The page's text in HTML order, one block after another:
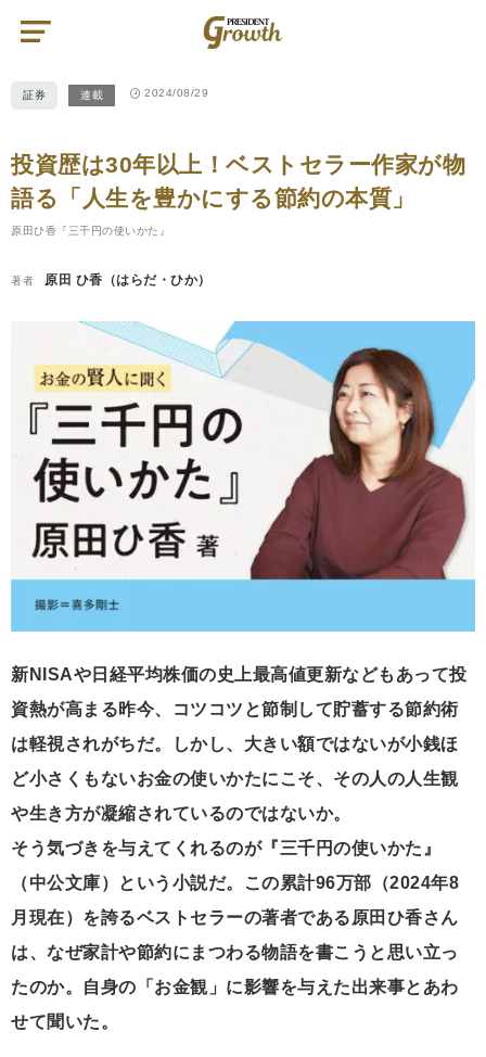
レ
|
PRESIDENT
Growth（プ
レ
ジ
証券 連載 2024/08/29
投資歴は30年以上！ベストセラー作家が物
語る「人生を豊かにする節約の本質」
原田ひ香『三千円の使いかた』
著者 原田 ひ香（はらだ・ひか）
新NISAや日経平均株価の史上最高値更新などもあって投
資熱が高まる昨今、コツコツと節制して貯蓄する節約術
は軽視されがちだ。しかし、大きい額ではないが小銭ほ
ど小さくもないお金の使いかたにこそ、その人の人生観
や生き方が凝縮されているのではないか。
そう気づきを与えてくれるのが『三千円の使いかた』
（中公文庫）という小説だ。この累計96万部（2024年8
月現在）を誇るベストセラーの著者である原田ひ香さん
は、なぜ家計や節約にまつわる物語を書こうと思い立っ
たのか。自身の「お金観」に影響を与えた出来事とあわ
せて聞いた。